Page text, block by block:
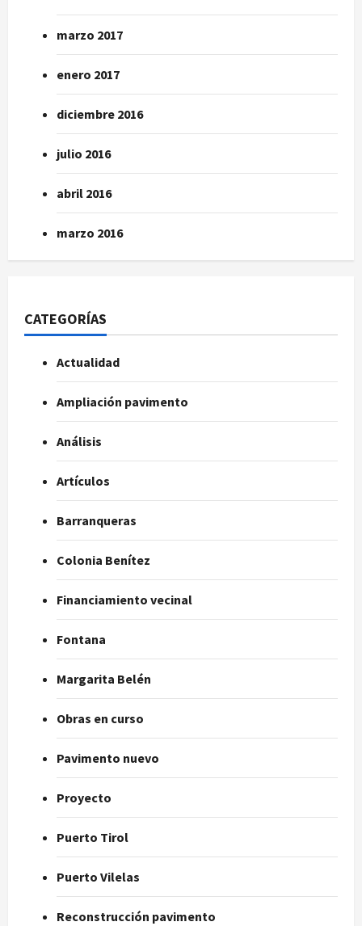
marzo 2017
enero 2017
diciembre 2016
julio 2016
abril 2016
marzo 2016
CATEGORÍAS
Actualidad
Ampliación pavimento
Análisis
Artículos
Barranqueras
Colonia Benítez
Financiamiento vecinal
Fontana
Margarita Belén
Obras en curso
Pavimento nuevo
Proyecto
Puerto Tirol
Puerto Vilelas
Reconstrucción pavimento